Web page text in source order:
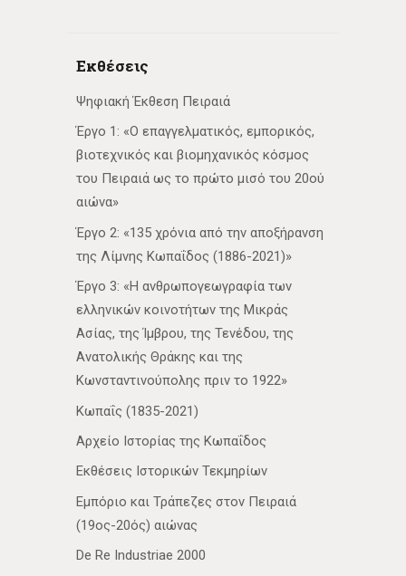
Εκθέσεις
Ψηφιακή Έκθεση Πειραιά
Έργο 1: «Ο επαγγελματικός, εμπορικός,
βιοτεχνικός και βιομηχανικός κόσμος
του Πειραιά ως το πρώτο μισό του 20ού
αιώνα»
Έργο 2: «135 χρόνια από την αποξήρανση
της Λίμνης Κωπαΐδος (1886-2021)»
Έργο 3: «Η ανθρωπογεωγραφία των
ελληνικών κοινοτήτων της Μικράς
Ασίας, της Ίμβρου, της Τενέδου, της
Ανατολικής Θράκης και της
Κωνσταντινούπολης πριν το 1922»
Κωπαΐς (1835-2021)
Αρχείο Ιστορίας της Κωπαΐδος
Εκθέσεις Ιστορικών Τεκμηρίων
Εμπόριο και Τράπεζες στον Πειραιά
(19ος-20ός) αιώνας
De Re Industriae 2000